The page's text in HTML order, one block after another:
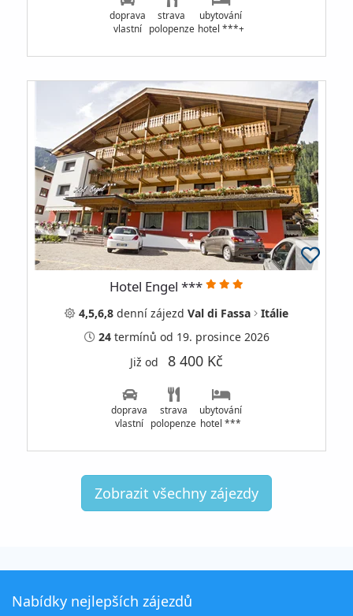
doprava
vlastní
strava
polopenze
ubytování
hotel ***+
Hotel Engel ***
4,5,6,8 denní zájezd Val di Fassa
Itálie
24termínů od 19. prosince 2026
Již od 8 400 Kč
doprava
vlastní
strava
polopenze
ubytování
hotel ***
Zobrazit všechny zájezdy
Nabídky nejlepších zájezdů